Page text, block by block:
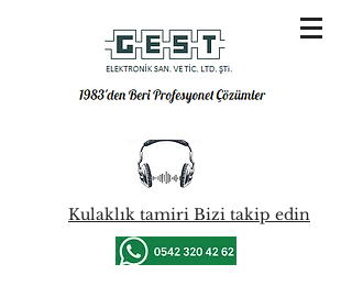
Kulaklık tamiri Bizi takip edin